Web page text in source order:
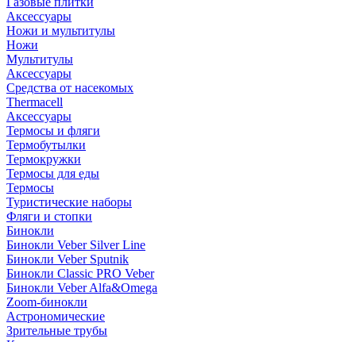
Аксессуары
Ножи и мультитулы
Ножи
Мультитулы
Аксессуары
Средства от насекомых
Thermacell
Аксессуары
Термосы и фляги
Термобутылки
Термокружки
Термосы для еды
Термосы
Туристические наборы
Фляги и стопки
Бинокли
Бинокли Veber Silver Line
Бинокли Veber Sputnik
Бинокли Classic PRO Veber
Бинокли Veber Alfa&Omega
Zoom-бинокли
Астрономические
Зрительные трубы